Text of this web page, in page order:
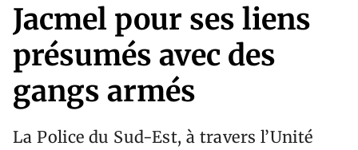
Jacmel pour ses liens
présumés avec des
gangs armés
La Police du Sud-Est, à travers l’Unité